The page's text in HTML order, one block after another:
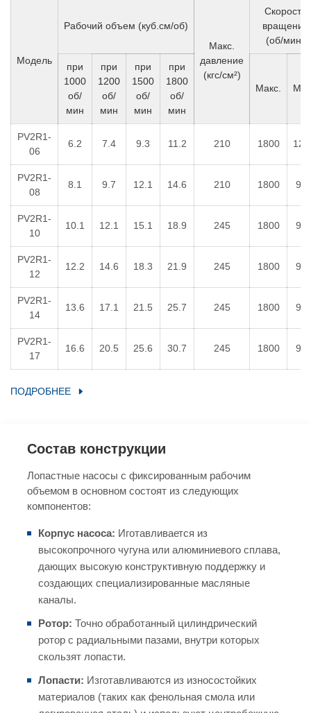
Модель
Рабочий объем (куб.см/об)
Макс.
давление
(кгс/см²)
Скорость
вращения
(об/мин)
при
1000
об/
мин
при
1200
об/
мин
при
1500
об/
мин
при
1800
об/
мин
Макс.
PV2R1-
06
6.2 7.4 9.3 11.2 210 1800
PV2R1-
08
8.1 9.7 12.1 14.6 210 1800
PV2R1-
10
10.1 12.1 15.1 18.9 245 1800
PV2R1-
12
12.2 14.6 18.3 21.9 245 1800
PV2R1-
14
13.6 17.1 21.5 25.7 245 1800
PV2R1-
17
16.6 20.5 25.6 30.7 245 1800
ПОДРОБНЕЕ
Состав конструкции
Лопастные насосы с фиксированным рабочим
объемом в основном состоят из следующих
компонентов:
Корпус насоса: Иготавливается из
высокопрочного чугуна или алюминиевого сплава,
дающих высокую конструктивную поддержку и
создающих специализированные масляные
каналы.
Ротор: Точно обработанный цилиндрический
ротор с радиальными пазами, внутри которых
скользят лопасти.
Лопасти: Изготавливаются из износостойких
материалов (таких как фенольная смола или